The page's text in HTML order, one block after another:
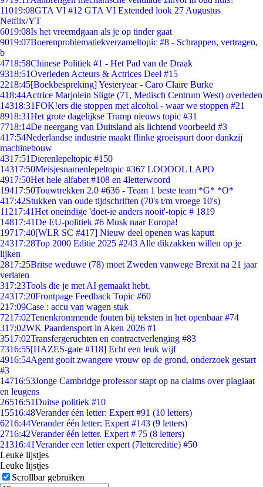
11019:08GTA VI #12 GTA VI Extended look 27 Augustus
Netflix/YT
6019:08Is het vreemdgaan als je op tinder gaat
9019:07Boerenproblematiekverzameltopic #8 - Schrappen, vertragen,
b
4718:58Chinese Politiek #1 - Het Pad van de Draak
9318:51Overleden Acteurs & Actrices Deel #15
2218:45[Boekbespreking] Yesteryear - Caro Claire Burke
418:44Actrice Marjolein Sligte (71, Medisch Centrum West) overleden
14318:31FOK!ers die stoppen met alcohol - waar we stoppen #21
8918:31Het grote dagelijkse Trump nieuws topic #31
7718:14De neergang van Duitsland als lichtend voorbeeld #3
417:54Nederlandse industrie maakt flinke groeispurt door dankzij
machinebouw
4317:51Dierenlepeltopic #150
14317:50Meisjesnamenlepeltopic #367 LOOOOL LAPO
4917:50Het hele alfabet #108 en 4letterwoord
19417:50Touwtrekken 2.0 #636 - Team 1 beste team *G* *O*
417:42Stukken van oude tijdschriften (70's t/m vroege 10's)
11217:41Het oneindige 'doet-ie anders nooit'-topic # 1819
14817:41De EU-politiek #6 Musk naar Europa!
19717:40[WLR SC #417] Nieuw deel openen was kaputt
24317:28Top 2000 Editie 2025 #243 Alle dikzakken willen op je
lijken
2817:25Britse weduwe (78) moet Zweden vanwege Brexit na 21 jaar
verlaten
317:23Tools die je met AI gemaakt hebt.
24317:20Frontpage Feedback Topic #60
217:09Case : accu van wagen stuk
7217:02Tenenkrommende fouten bij teksten in het openbaar #74
317:02WK Paardensport in Aken 2026 #1
3517:02Transfergeruchten en contractverlenging #83
7316:55[HAZES-gate #118] Echt een leuk wijf
4916:54Agent gooit zwangere vrouw op de grond, onderzoek gestart
#3
14716:53Jonge Cambridge professor stapt op na claims over plagiaat
en leugens
26516:51Duitse politiek #10
15516:48Verander één letter: Expert #91 (10 letters)
6216:44Verander één letter: Expert #143 (9 letters)
2716:42Verander één letter. Expert # 75 (8 letters)
21316:41Verander een letter expert (7lettereditie) #50
Leuke lijstjes
Leuke lijstjes
Scrollbar gebruiken